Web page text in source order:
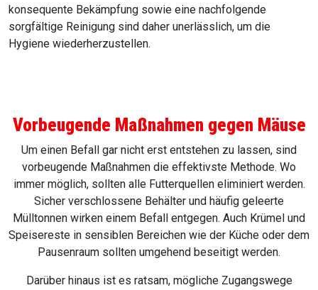
konsequente Bekämpfung sowie eine nachfolgende
sorgfältige Reinigung sind daher unerlässlich, um die
Hygiene wiederherzustellen.
Vorbeugende Maßnahmen gegen Mäuse
Um einen Befall gar nicht erst entstehen zu lassen, sind
vorbeugende Maßnahmen die effektivste Methode. Wo
immer möglich, sollten alle Futterquellen eliminiert werden.
Sicher verschlossene Behälter und häufig geleerte
Mülltonnen wirken einem Befall entgegen. Auch Krümel und
Speisereste in sensiblen Bereichen wie der Küche oder dem
Pausenraum sollten umgehend beseitigt werden.
Darüber hinaus ist es ratsam, mögliche Zugangswege